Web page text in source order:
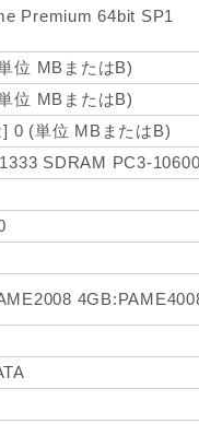
Premium 64bit SP1
位 MBまたはB)
位 MBまたはB)
0 (単位 MBまたはB)
SDRAM PC3-